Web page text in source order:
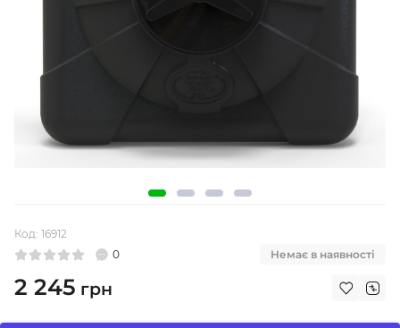
Код: 16912
Немає в наявності
0
2 245 грн